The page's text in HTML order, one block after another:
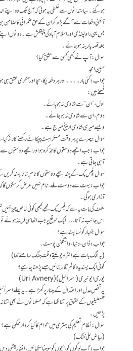
ہوگئے۔ سیاستدانوں سے غلطی یہ ہوئی کہ آج تک وہ اپنے
آئینی دفعات سے آگے بڑھ کر ان کے حق حکمرانی کا ضامن
بس یہی راولپنڈی اور اسلام آباد کی چپقلش ہے۔ دونوں
جلد قصہ پارینہ ہو جائے۔
سوال: آپ نے کبھی کسی سے عشق کیا؟
مبین امجد
جواب: کئی بار۔۔۔۔ اور ہر دفعہ پکا، سچا اور آخری عشق
نسخے ہیں :
اول، ”ان“ سے شادی نہ ہوپائے۔
دوم، ان سے شادی نہ ہوجائے۔
ویسے میری شادی ارینج میرج ہے۔
سوال: چہرے پر ہر وقت مسکراہٹ چپکائے رکھنے کا راز
جواب: جب اچھے دوستوں کا تذکرہ ہو اور اچھے دوستوں سے
آہی جاتی ہے۔
سوال: فیس بک کے چند اچھے دوستوں کا نام بتانا پسند
جواب: بہت سے دوست ملے، نام نہیں عرض کر سکوں گا کہ
آزاری ہوگی۔
لطف کی بات یہ ہے کہ فیس بک مجھے کبھی کوئی خاص چیز نہیں
اس جانب نہ آتا…. ایک موقع پر جب اٹھاسی فرینڈ ہوئے تو
سوال: اخبار کونسا پسند ہے؟
جواب: ڈان، دنیا، واشنگٹن پوسٹ۔
(یہ الگ بات ہے انٹرویو لیتے وقت جنگ سامنے تھا)
کوئی ایک پسندیدہ کالم نگار بتائیں جسے پڑھنا چاہیے؟
یوری ایونیری (اسرائیل) (Uri Avnery)
یہ شخص عدل اور اعتدال کے مینار پر کھڑا ہے۔ یہ پہلے
فلسطینیوں کے حقوق پر اتنا لکھا ہے کہ مسلمانوں نے بھی
پڑھیں۔
سوال: نظام تعلیم کی بہتری میں عوام کا کیا کردار ممکن ہے؟
(ریاض علی خٹک)